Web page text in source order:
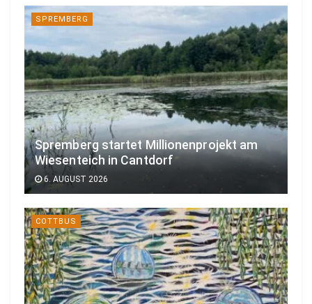
SPREMBERG
Spremberg startet Millionenprojekt am
Wiesenteich in Cantdorf
6. AUGUST 2026
COTTBUS